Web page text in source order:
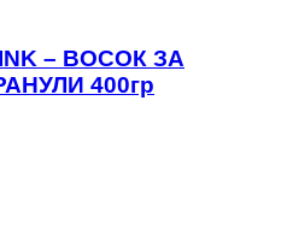
– ВОСОК ЗА
400гр